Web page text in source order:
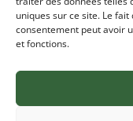
uniques sur ce site. Le
consentement peut avoir
et fonctions. Conseil